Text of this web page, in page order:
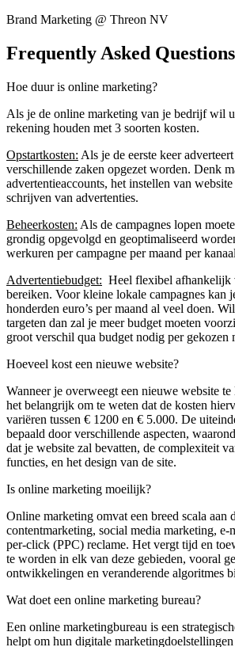
Brand Marketing @ Threon NV
Frequently Asked Questions
Hoe duur is online marketing?
Als je de online marketing van je bedrijf wil
rekening houden met 3 soorten kosten.
Opstartkosten: Als je de eerste keer
verschillende zaken opgezet worden. Denk
advertentieaccounts, het instellen van
schrijven van advertenties.
Beheerkosten: Als de campagnes lopen
grondig opgevolgd en geoptimaliseerd
werkuren per campagne per maand per
Advertentiebudget: Heel flexibel afhankelijk
bereiken. Voor kleine lokale campagnes kan
honderden euro’s per maand al veel doen.
targeten dan zal je meer budget moeten
groot verschil qua budget nodig per gekozen
Hoeveel kost een nieuwe website?
Wanneer je overweegt een nieuwe website
het belangrijk om te weten dat de kosten
variëren tussen € 1200 en € 5.000. De
bepaald door verschillende aspecten,
dat je website zal bevatten, de complexiteit
functies, en het design van de site.
Is online marketing moeilijk?
Online marketing omvat een breed scala aan
contentmarketing, social media marketing,
per-click (PPC) reclame. Het vergt tijd en
te worden in elk van deze gebieden, vooral
ontwikkelingen en veranderende algoritmes
Wat doet een online marketing bureau?
Een online marketingbureau is een
helpt om hun digitale